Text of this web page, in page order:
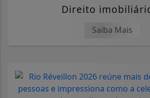
Direito
Saiba Mais